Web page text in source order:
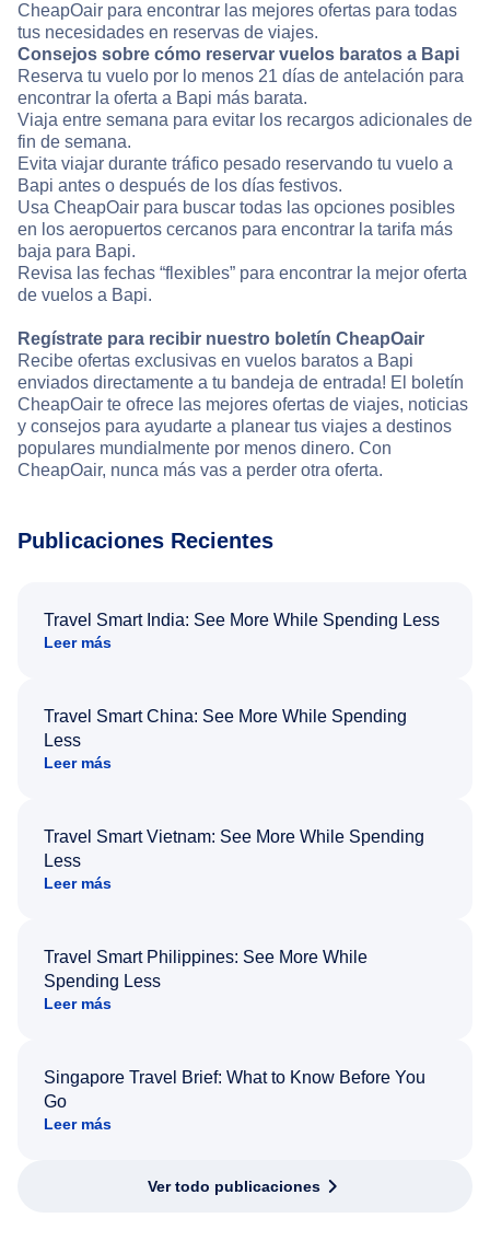
CheapOair para encontrar las mejores ofertas para todas
tus necesidades en reservas de viajes.
Consejos sobre cómo reservar vuelos baratos a Bapi
Reserva tu vuelo por lo menos 21 días de antelación para
encontrar la oferta a Bapi más barata.
Viaja entre semana para evitar los recargos adicionales de
fin de semana.
Evita viajar durante tráfico pesado reservando tu vuelo a
Bapi antes o después de los días festivos.
Usa CheapOair para buscar todas las opciones posibles
en los aeropuertos cercanos para encontrar la tarifa más
baja para Bapi.
Revisa las fechas “flexibles” para encontrar la mejor oferta
de vuelos a Bapi.
Regístrate para recibir nuestro boletín CheapOair
Recibe ofertas exclusivas en vuelos baratos a Bapi
enviados directamente a tu bandeja de entrada! El boletín
CheapOair te ofrece las mejores ofertas de viajes, noticias
y consejos para ayudarte a planear tus viajes a destinos
populares mundialmente por menos dinero. Con
CheapOair, nunca más vas a perder otra oferta.
Publicaciones Recientes
Travel Smart India: See More While Spending Less
Leer más
Travel Smart China: See More While Spending
Less
Leer más
Travel Smart Vietnam: See More While Spending
Less
Leer más
Travel Smart Philippines: See More While
Spending Less
Leer más
Singapore Travel Brief: What to Know Before You
Go
Leer más
Ver todo publicaciones